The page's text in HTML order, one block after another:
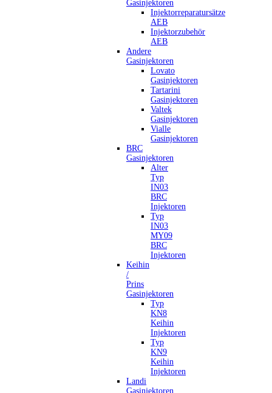
Gasinjektoren
Injektorreparatursätze
AEB
Injektorzubehör
AEB
Andere
Gasinjektoren
Lovato
Gasinjektoren
Tartarini
Gasinjektoren
Valtek
Gasinjektoren
Vialle
Gasinjektoren
BRC
Gasinjektoren
Alter
Typ
IN03
BRC
Injektoren
Typ
IN03
MY09
BRC
Injektoren
Keihin
/
Prins
Gasinjektoren
Typ
KN8
Keihin
Injektoren
Typ
KN9
Keihin
Injektoren
Landi
Gasinjektoren